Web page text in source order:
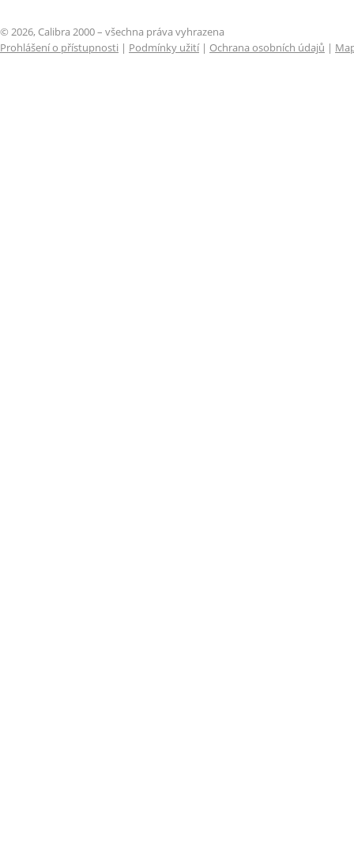
© 2026, Calibra 2000 – všechna práva vyhrazena
Prohlášení o přístupnosti | Podmínky užití| Ochrana osobních údajů |